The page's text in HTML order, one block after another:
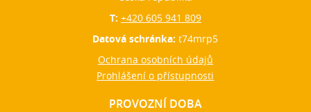
T: +420 605 941 809
Datová schránka:t74mrp5
Ochrana osobních údajů
Prohlášení o přístupnosti
PROVOZNÍ DOBA